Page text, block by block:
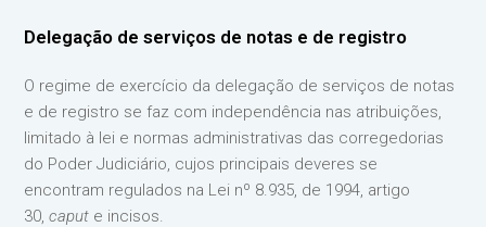
Delegação de serviços de notas e de registro
O regime de exercício da delegação de serviços de notas
e de registro se faz com independência nas atribuições,
limitado à lei e normas administrativas das corregedorias
do Poder Judiciário, cujos principais deveres se
encontram regulados na Lei nº 8.935, de 1994, artigo
30,caput e incisos.